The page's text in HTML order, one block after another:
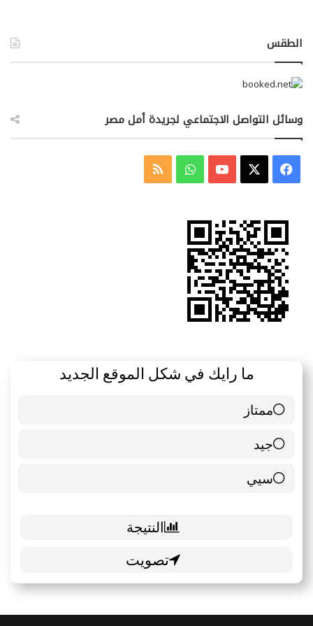
الطقس
وسائل التواصل الاجتماعي لجريدة أمل مصر
فيسبوك ‫YouTubeواتسابملخص
ما رايك في شكل الموقع الجديد
ممتاز
6 ( 85.71 % )
جيد
0 ( 0 % )
سيي
1 ( 14.29 % )